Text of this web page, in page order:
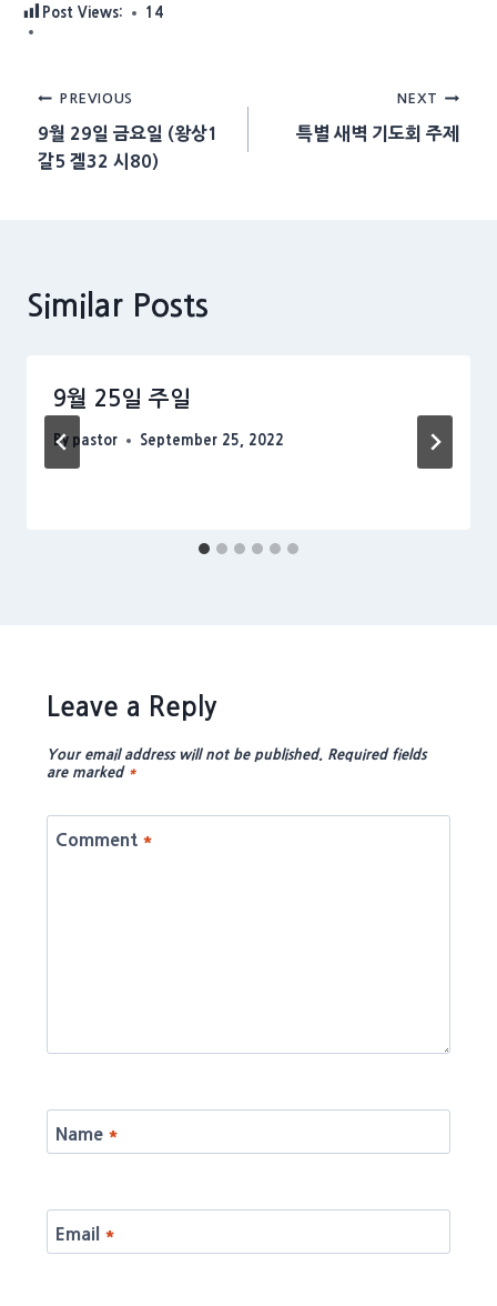
Post Views: 14
Post
navigation
PREVIOUS
9월 29일 금요일 (왕상1
갈5 겔32 시80)
NEXT
특별 새벽 기도회 주제
Similar Posts
9월 25일 주일
By pastor September 25, 2022
Leave a Reply
Your email address will not be published. Required fields
are marked *
Comment *
Name *
Email *